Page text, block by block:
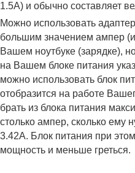
1.5A) и обычно составляет
Можно использовать
большим значением ампер
Вашем ноутбуке (зарядке),
на Вашем блоке питания
можно использовать блок
отобразится на работе
брать из блока питания
столько ампер, сколько ему
3.42А. Блок питания при
мощность и меньше греться.